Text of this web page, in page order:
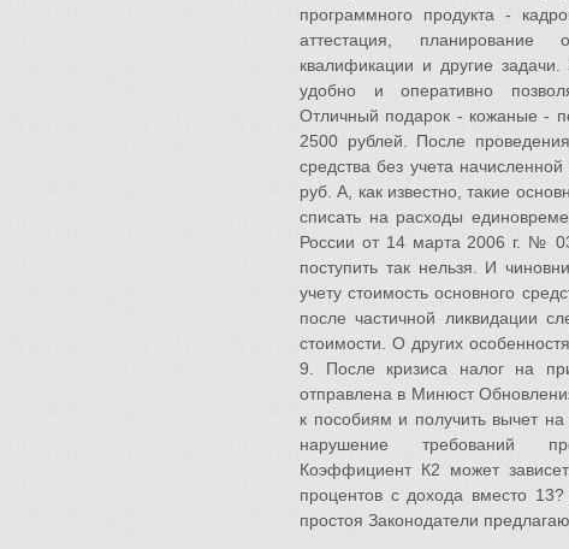
программного продукта -
аттестация, планирование
квалификации и другие задачи.
удобно и оперативно
Отличный подарок - кожаные -
2500 рублей. После
средства без учета
руб. А, как известно, такие
списать на расходы
России от 14 марта 2006 г. №
поступить так нельзя. И
учету стоимость основного
после частичной ликвидации
стоимости. О других
9. После кризиса налог на
отправлена в Минюст
к пособиям и получить вычет
нарушение требований
Коэффициент К2 может
процентов с дохода вместо
простоя Законодатели